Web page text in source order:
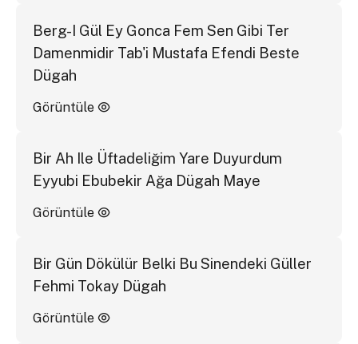
Berg-I Gül Ey Gonca Fem Sen Gibi Ter
Damenmidir Tab'i Mustafa Efendi Beste
Dügah
Görüntüle
Bir Ah Ile Üftadeliğim Yare Duyurdum
Eyyubi Ebubekir Ağa Dügah Maye
Görüntüle
Bir Gün Dökülür Belki Bu Sinendeki Güller
Fehmi Tokay Dügah
Görüntüle